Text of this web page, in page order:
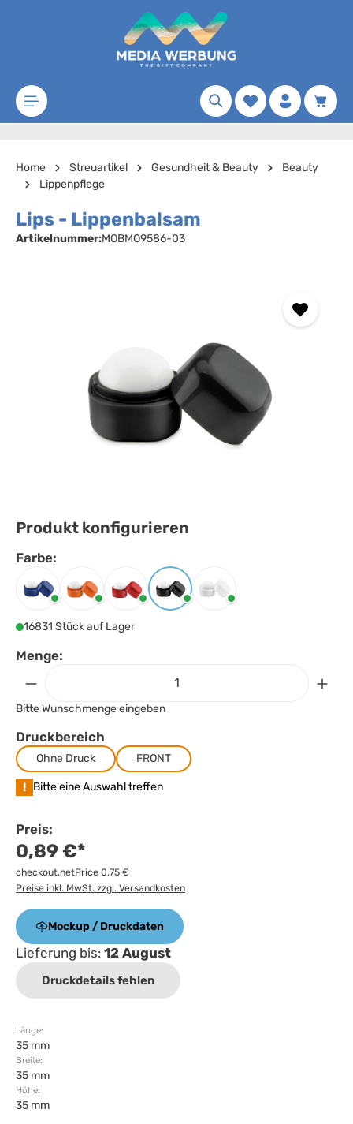
Zum Hauptinhalt springen
Merkzettel
Home Streuartikel Gesundheit & Beauty
Beauty
Lippenpflege
Lips - Lippenbalsam
Artikelnummer:MOBMO9586-03
Produkt konfigurieren
Farbe:
Farbe
Blau Orange Rot SchwarzWeiss
16831 Stück auf Lager
Menge:
Bitte Wunschmenge eingeben
Druckbereich
Ohne Druck FRONT
! Bitte eine Auswahl treffen
Preis:
0,89 €*
checkout.netPrice 0,75 €
Preise inkl. MwSt. zzgl. Versandkosten
Mockup / Druckdaten
Lieferung bis: 12 August
Druckdetails fehlen
Länge:
35 mm
Breite:
35 mm
Höhe:
35 mm